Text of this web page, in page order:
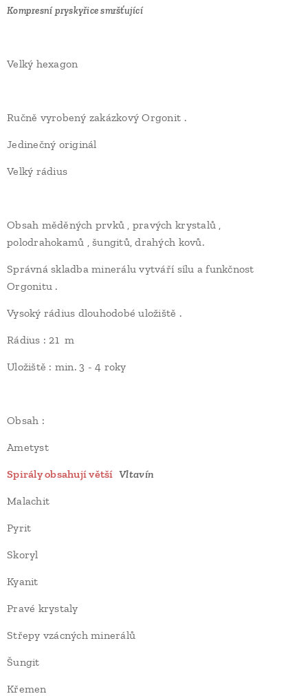
Kompresní pryskyřice smršťující
Velký hexagon
Ručně vyrobený zakázkový Orgonit .
Jedinečný originál
Velký rádius
Obsah měděných prvků , pravých krystalů ,
polodrahokamů , šungitů, drahých kovů.
Správná skladba minerálu vytváří sílu a funkčnost
Orgonitu .
Vysoký rádius dlouhodobé uložiště .
Rádius : 21 m
Uložiště : min. 3 - 4 roky
Obsah :
Ametyst
Spirály obsahují větší Vltavín
Malachit
Pyrit
Skoryl
Kyanit
Pravé krystaly
Střepy vzácných minerálů
Šungit
Křemen